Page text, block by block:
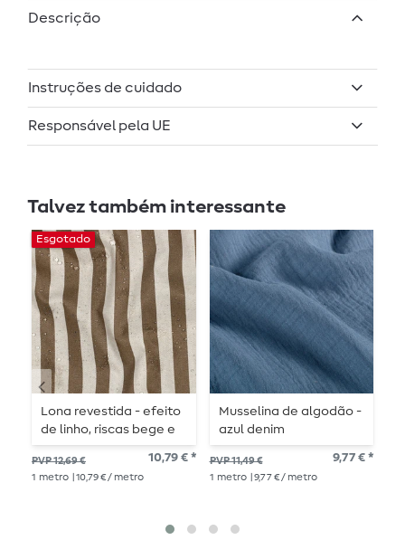
Descrição
Instruções de cuidado
Responsável pela UE
Talvez também interessante
Esgotado
Lona revestida - efeito
de linho, riscas bege e
castanho
PVP 12,69 € 10,79 € *
1 metro | 10,79 € / metro
Musselina de algodão -
azul denim
PVP 11,49 € 9,77 € *
1 metro | 9,77 € / metro